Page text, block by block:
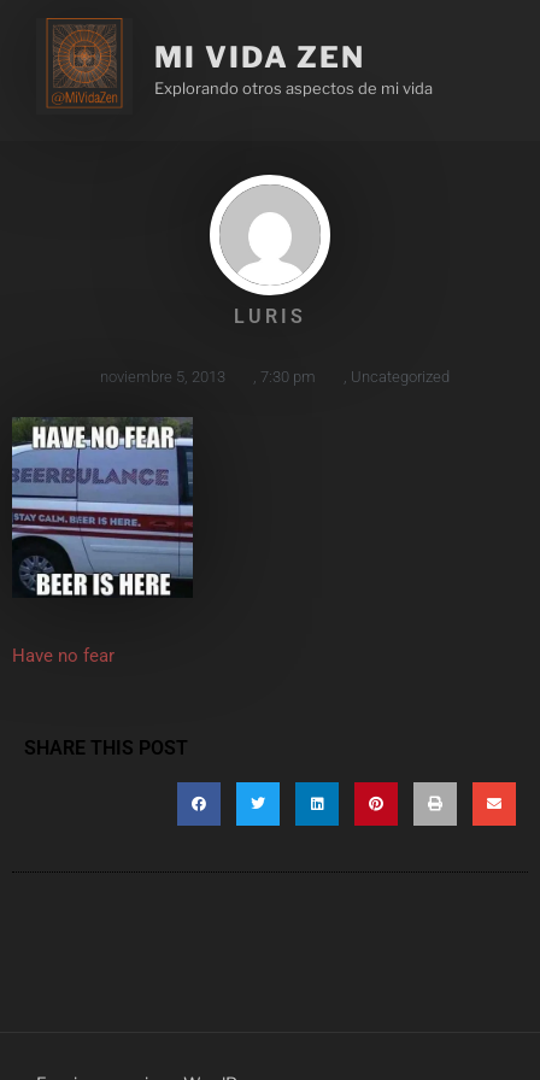
MI VIDA ZEN
Explorando otros aspectos de mi vida
LURIS
noviembre 5, 2013 7:30 pm Uncategorized
Have no fear
SHARE THIS POST